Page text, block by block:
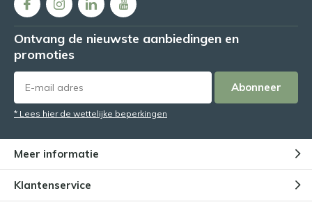
Ontvang de nieuwste aanbiedingen en
promoties
Abonneer
* Lees hier de wettelijke beperkingen
Meer informatie
Klantenservice